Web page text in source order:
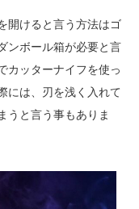
開けると言う方法はゴ
ンボール箱が必要と言
カッターナイフを使っ
には、刃を浅く入れて
うと言う事もありま